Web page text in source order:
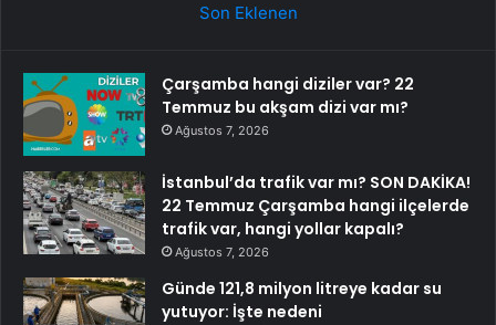
Son Eklenen
Çarşamba hangi diziler var? 22
Temmuz bu akşam dizi var mı?
Ağustos 7, 2026
İstanbul’da trafik var mı? SON DAKİKA!
22 Temmuz Çarşamba hangi ilçelerde
trafik var, hangi yollar kapalı?
Ağustos 7, 2026
Günde 121,8 milyon litreye kadar su
yutuyor: İşte nedeni